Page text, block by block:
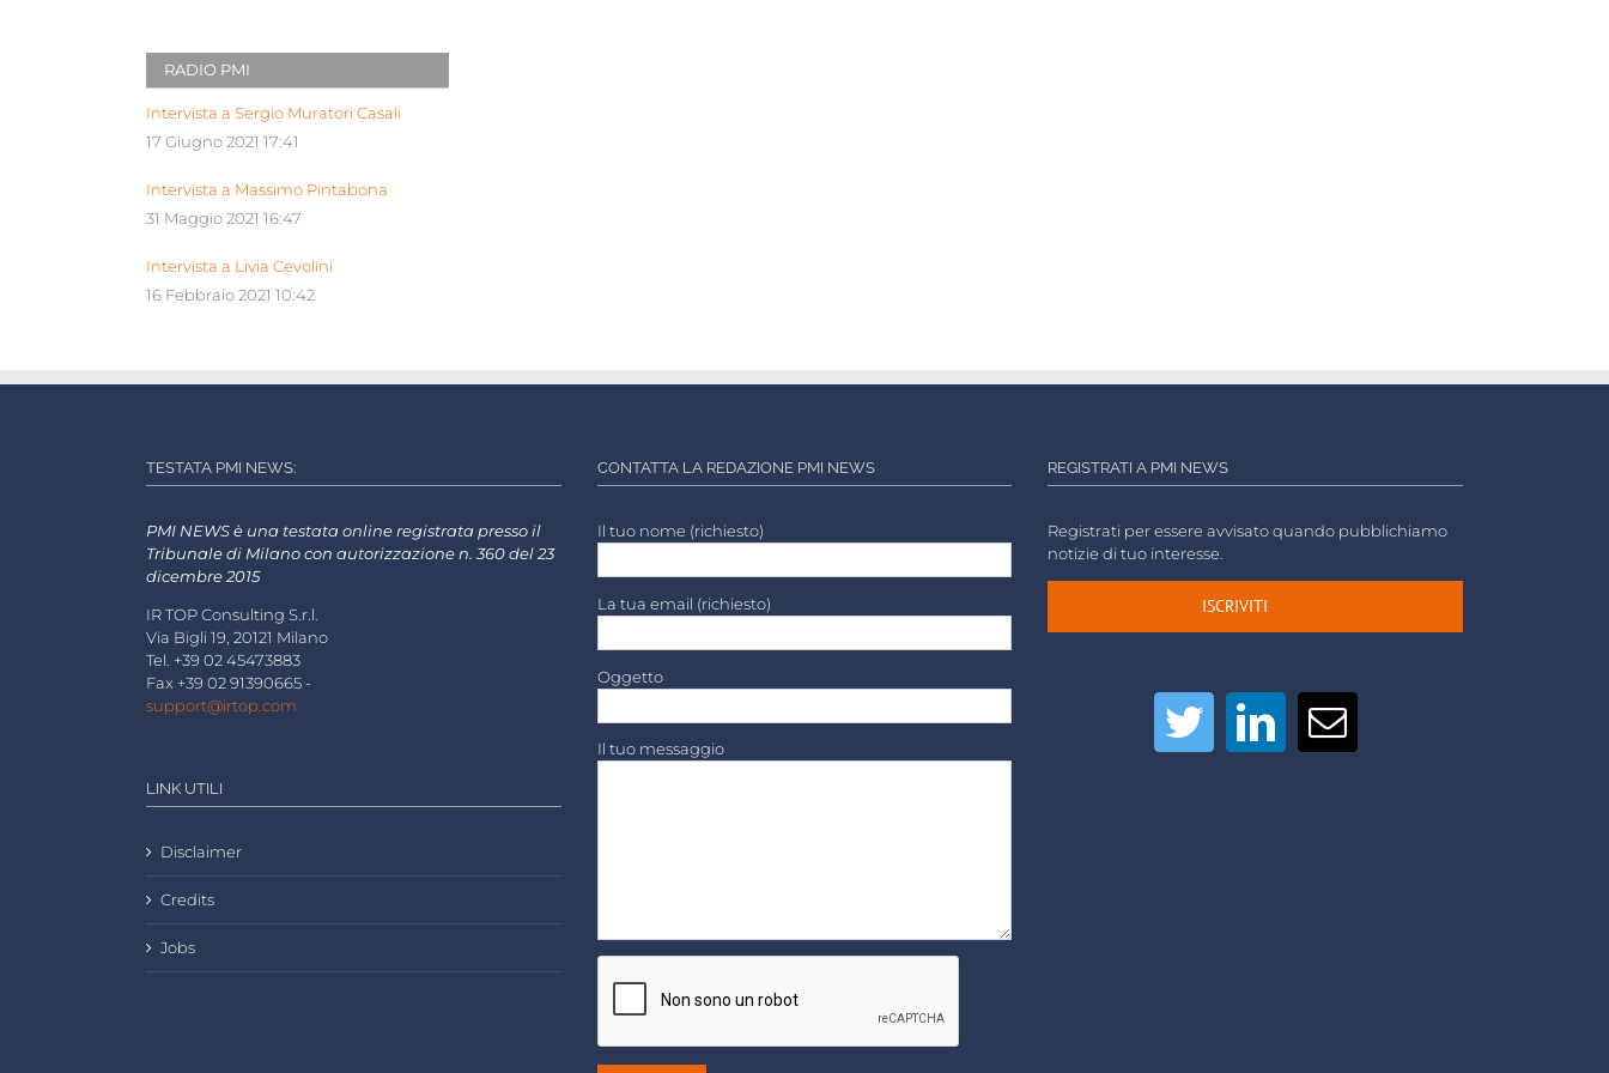
RADIO PMI
Intervista a Sergio Muratori Casali
17 Giugno 2021 17:41
Intervista a Massimo Pintabona
31 Maggio 2021 16:47
Intervista a Livia Cevolini
16 Febbraio 2021 10:42
TESTATA PMI NEWS:
PMI NEWS è una testata online registrata presso il
Tribunale di Milano con autorizzazione n. 360 del 23
dicembre 2015
IR TOP Consulting S.r.l.
Via Bigli 19, 20121 Milano
Tel. +39 02 45473883
Fax +39 02 91390665 -
support@irtop.com
LINK UTILI
Disclaimer
Credits
Jobs
CONTATTA LA REDAZIONE PMI NEWS
Il tuo nome (richiesto)
La tua email (richiesto)
Oggetto
Il tuo messaggio
REGISTRATI A PMI NEWS
Registrati per essere avvisato quando pubblichiamo
notizie di tuo interesse.
ISCRIVITI